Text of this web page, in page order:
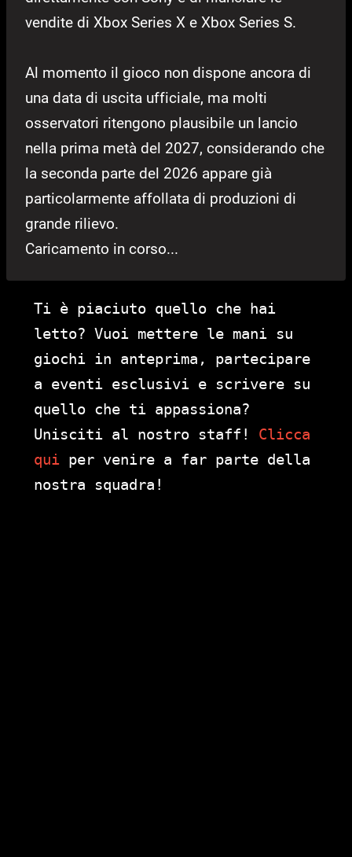
vendite di Xbox Series X e Xbox Series S.
Al momento il gioco non dispone ancora di
una data di uscita ufficiale, ma molti
osservatori ritengono plausibile un lancio
nella prima metà del 2027, considerando che
la seconda parte del 2026 appare già
particolarmente affollata di produzioni di
grande rilievo.
Caricamento in corso...
Ti è piaciuto quello che hai
letto? Vuoi mettere le mani su
giochi in anteprima, partecipare
a eventi esclusivi e scrivere su
quello che ti appassiona?
Unisciti al nostro staff! Clicca
qui per venire a far parte della
nostra squadra!